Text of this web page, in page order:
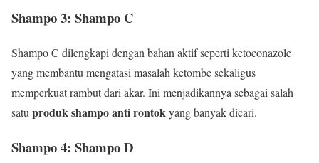
Shampo 3: Shampo C
Shampo C dilengkapi dengan bahan aktif seperti ketoconazole
yang membantu mengatasi masalah ketombe sekaligus
memperkuat rambut dari akar. Ini menjadikannya sebagai salah
satu produk shampo anti rontokyang banyak dicari.
Shampo 4: Shampo D